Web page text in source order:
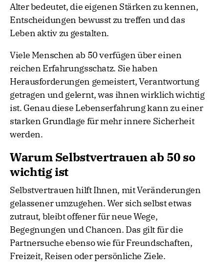
Alter bedeutet, die eigenen Stärken zu kennen,
Entscheidungen bewusst zu treffen und das
Leben aktiv zu gestalten.
Viele Menschen ab 50 verfügen über einen
reichen Erfahrungsschatz. Sie haben
Herausforderungen gemeistert, Verantwortung
getragen und gelernt, was ihnen wirklich wichtig
ist. Genau diese Lebenserfahrung kann zu einer
starken Grundlage für mehr innere Sicherheit
werden.
Warum Selbstvertrauen ab 50 so
wichtig ist
Selbstvertrauen hilft Ihnen, mit Veränderungen
gelassener umzugehen. Wer sich selbst etwas
zutraut, bleibt offener für neue Wege,
Begegnungen und Chancen. Das gilt für die
Partnersuche ebenso wie für Freundschaften,
Freizeit, Reisen oder persönliche Ziele.